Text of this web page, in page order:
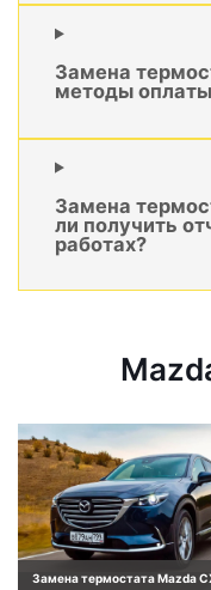
Замена
методы
Замена
ли получить
работах?
Замена термостата Mazda